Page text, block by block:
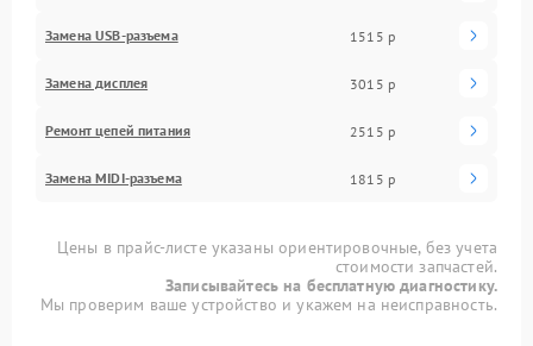
Замена USB-разъема 1515 р
Замена дисплея 3015 р
Ремонт цепей питания 2515 р
Замена MIDI-разъема 1815 р
Цены в прайс-листе указаны ориентировочные, без учета
стоимости запчастей.
Записывайтесь на бесплатную диагностику.
Мы проверим ваше устройство и укажем на неисправность.